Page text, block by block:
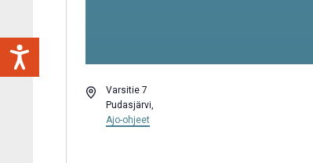
OsoiteVarsitie 7
Pudasjärvi
Ajo-ohjeet